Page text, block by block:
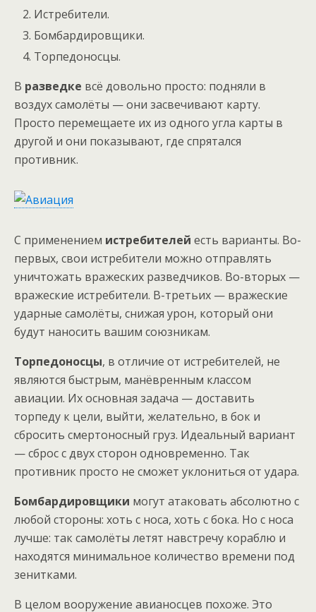
Истребители.
Бомбардировщики.
Торпедоносцы.
В разведке всё довольно просто: подняли в
воздух самолёты — они засвечивают карту.
Просто перемещаете их из одного угла карты в
другой и они показывают, где спрятался
противник.
С применением истребителей есть варианты. Во-
первых, свои истребители можно отправлять
уничтожать вражеских разведчиков. Во-вторых —
вражеские истребители. В-третьих — вражеские
ударные самолёты, снижая урон, который они
будут наносить вашим союзникам.
Торпедоносцы, в отличие от истребителей, не
являются быстрым, манёвренным классом
авиации. Их основная задача — доставить
торпеду к цели, выйти, желательно, в бок и
сбросить смертоносный груз. Идеальный вариант
— сброс с двух сторон одновременно. Так
противник просто не сможет уклониться от удара.
Бомбардировщики могут атаковать абсолютно с
любой стороны: хоть с носа, хоть с бока. Но с носа
лучше: так самолёты летят навстречу кораблю и
находятся минимальное количество времени под
зенитками.
В целом вооружение авианосцев похоже. Это